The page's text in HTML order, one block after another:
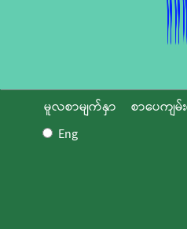
မူလစာမျက်နှာ စာပေကျမ်း
Eng